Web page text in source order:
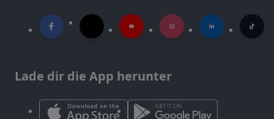
Lade dir die App herunter